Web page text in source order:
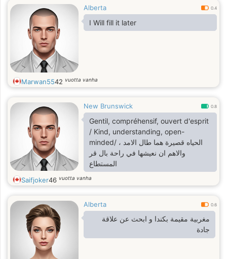
Alberta 0.4
I Will fill it later
Marwan5542 vuotta vanha
New Brunswick 0.8
Gentil, compréhensif, ouvert d'esprit
/ Kind, understanding, open-
minded/ الحياه قصيرة هما طال الامد ،
والاهم ان نعيشها في راحة بال قر
المستطاع
Saifjoker46 vuotta vanha
Alberta 0.6
مغربية مقيمة بكندا و ابحث عن علاقة
جادة